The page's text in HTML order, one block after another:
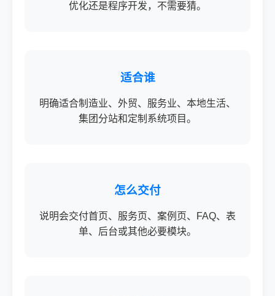
优化还是程序开发，不需要猜。
适合谁
明确适合制造业、外贸、服务业、本地生活、
集团分站和定制系统项目。
怎么交付
说明会交付首页、服务页、案例页、FAQ、表
单、后台或其他必要模块。